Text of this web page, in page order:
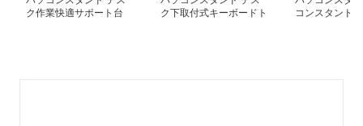
ク作業快適サポート台
ク下取付式キーボードト
コンスタンド